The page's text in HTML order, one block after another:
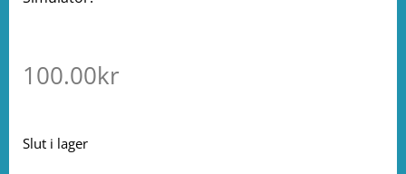
100.00kr
Slut i lager